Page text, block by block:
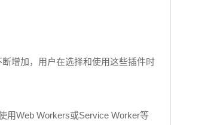
增加，用户在选择和使用这些插件时
用Web Workers或Service Worker等